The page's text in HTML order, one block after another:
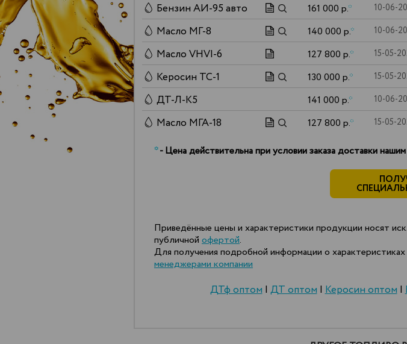
Бензин АИ-95 авто 161 000 р.* 10-06-
Масло МГ-8 140 000 р.* 10-06-
Масло VHVI-6 127 800 р.* 15-05-
Керосин ТС-1 130 000 р.* 15-05-
ДТ-Л-К5 141 000 р.* 10-06-
Масло МГА-18 127 800 р.* 15-05-
*- Цена действительна при условии заказа доставки
Приведённые цены и характеристики продукции носят
публичной офертой.
Для получения подробной информации о
менеджерами компании
ДТф оптом| ДТ оптом|Керосин оптом|